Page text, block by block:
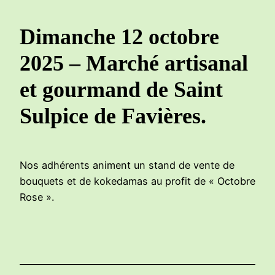
Dimanche 12 octobre
2025 – Marché artisanal
et gourmand de Saint
Sulpice de Favières.
Nos adhérents animent un stand de vente de
bouquets et de kokedamas au profit de « Octobre
Rose ».